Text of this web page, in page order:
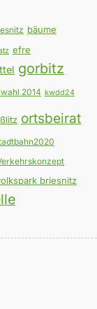
bäume
efre
gorbitz
2014 kwdd24
ortsbeirat
briesnitz